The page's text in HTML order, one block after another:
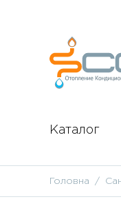
Каталог
Головна